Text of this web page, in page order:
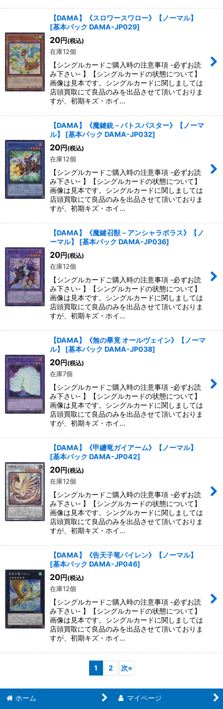
【DAMA】《スロワースワロー》【ノーマル】
[基本パック DAMA-JP029]
20円 (税込)
在庫12個
【シングルカードご購入時の注意事項 -必ずお読
み下さい- 】【シングルカードの状態について】
画像は見本です。シングルカードに関しましては
店頭買取にて良品のみを出品させて頂いておりま
すが、初期キズ・ホイ…
【DAMA】《魔鍵銃－バトスバスター》【ノーマ
ル】
[基本パック DAMA-JP032]
20円 (税込)
在庫12個
【シングルカードご購入時の注意事項 -必ずお読
み下さい- 】【シングルカードの状態について】
画像は見本です。シングルカードに関しましては
店頭買取にて良品のみを出品させて頂いておりま
すが、初期キズ・ホイ…
【DAMA】《魔鍵召獣－アンシャラボラス》【ノ
ーマル】
[基本パック DAMA-JP036]
20円 (税込)
在庫12個
【シングルカードご購入時の注意事項 -必ずお読
み下さい- 】【シングルカードの状態について】
画像は見本です。シングルカードに関しましては
店頭買取にて良品のみを出品させて頂いておりま
すが、初期キズ・ホイ…
【DAMA】《無の畢竟 オールヴェイン》【ノーマ
ル】
[基本パック DAMA-JP038]
20円 (税込)
在庫7個
【シングルカードご購入時の注意事項 -必ずお読
み下さい- 】【シングルカードの状態について】
画像は見本です。シングルカードに関しましては
店頭買取にて良品のみを出品させて頂いておりま
すが、初期キズ・ホイ…
【DAMA】《甲纏竜ガイアーム》【ノーマル】
[基本パック DAMA-JP042]
20円 (税込)
在庫12個
【シングルカードご購入時の注意事項 -必ずお読
み下さい- 】【シングルカードの状態について】
画像は見本です。シングルカードに関しましては
店頭買取にて良品のみを出品させて頂いておりま
すが、初期キズ・ホイ…
【DAMA】《告天子竜パイレン》【ノーマル】
[基本パック DAMA-JP046]
20円 (税込)
在庫12個
【シングルカードご購入時の注意事項 -必ずお読
み下さい- 】【シングルカードの状態について】
画像は見本です。シングルカードに関しましては
店頭買取にて良品のみを出品させて頂いておりま
すが、初期キズ・ホイ…
1 2 次»
ホーム マイページ